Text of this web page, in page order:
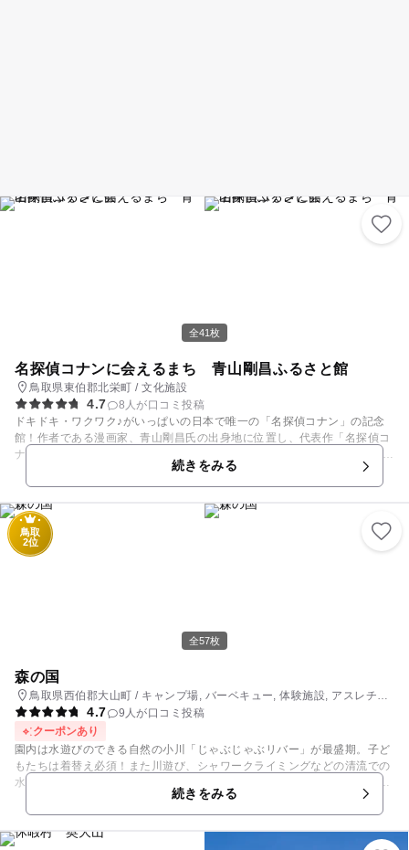
全41枚
名探偵コナンに会えるまち 青山剛昌ふるさと館
鳥取県東伯郡北栄町 / 文化施設
4.7
8人が口コミ投稿
ドキドキ・ワクワク♪がいっぱいの日本で唯一の「名探偵コナン」の記念
館！作者である漫画家、青山剛昌氏の出身地に位置し、代表作「名探偵コ
ナン」の他に人気作品も紹介しています。 ☆★「名探偵コナン」を満喫で
きるみどころ★☆ ■阿笠博士の発明品 名探偵コナンに登場するアイテム
「蝶ネクタイ型変声機」「ターボエンジン付スケートボード」などを実際
に体感できます！ ■自分だけのオリジナル缶バッジづくり(200円) ■トリッ
クがいっぱい！ 「名探偵コナン」に登場する色々なトリックの仕掛けを体
験できます！ ■コナン・ザ・コレクション ここでしか見ることができな
い、「名探偵コナン」グッズがたくさん！ ■意外に知らない！？人物相関
みがいっぱい！★☆ コナン駅（JR由良駅）から道の駅大栄までの1.4㎞の
「コナン通り」にはさまざまなオブジェがあり、ふるさと館ではレンタサ
イクル(2時間200円)の貸し出しも行なわれています。 ※入館条件やイベ
ント等が変更となっている場合があります。 ご来館前に必ず館HPをご
確認のうえ、ご来館ください。 ©青山剛昌／小学館
続きをみる
全57枚
鳥取
2位
森の国
鳥取県西伯郡大山町 / キャンプ場, バーベキュー, 体験施設, アスレチッ
ク, 自然体験・アクティビティ
4.7
9人が口コミ投稿
クーポンあり
園内は水遊びのできる自然の小川「じゃぶじゃぶリバー」が最盛期。子ど
もたちは着替え必須！また川遊び、シャワークライミングなどの清流での
水遊び、かぶと虫やクワガタ採集（夏休み）、ダウンヒルサイクリング、
手ぶら1泊2食「キャンプおまかせパック」で楽しもう！
続きをみる